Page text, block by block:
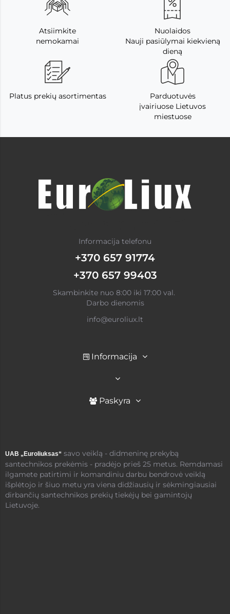
Atsiimkite
nemokamai
Nuolaidos
Nauji pasiūlymai kiekvieną
dieną
Platus prekių asortimentas
Parduotuvės
įvairiuose Lietuvos
miestuose
Informacija telefonu
+370 657 91774
+370 657 99403
Skambinkite nuo 8:00 iki 17:00 val.
Darbo dienomis
info@euroliux.lt
Informacija
Paskyra
UAB „Euroliuksas“ savo veiklą - didmeninę prekybą
santechnikos prekėmis - pradėjo prieš 25 metus. Remdamasi
ilgamete patirtimi ir komandiniu darbu bendrovė veiklą
išplėtojo ir šiuo metu yra viena didžiausių ir sėkmingiausiai
dirbančių santechnikos prekių tiekėjų bei gamintojų
Lietuvoje.